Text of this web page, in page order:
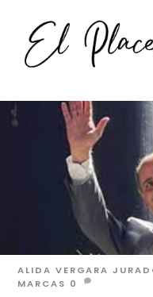
content
ALIDA VERGARA
MARCAS 0